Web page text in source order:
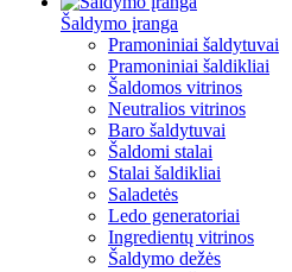
Šaldymo įranga
Pramoniniai šaldytuvai
Pramoniniai šaldikliai
Šaldomos vitrinos
Neutralios vitrinos
Baro šaldytuvai
Šaldomi stalai
Stalai šaldikliai
Saladetės
Ledo generatoriai
Ingredientų vitrinos
Šaldymo dežės